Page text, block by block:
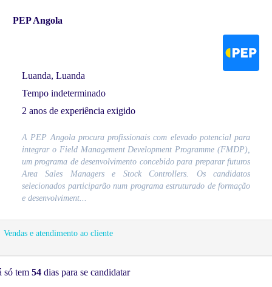
PEP Angola
Luanda, Luanda
Tempo indeterminado
2 anos de experiência exigido
A PEP Angola procura profissionais com elevado potencial para
integrar o Field Management Development Programme (FMDP),
um programa de desenvolvimento concebido para preparar futuros
Area Sales Managers e Stock Controllers. Os candidatos
selecionados participarão num programa estruturado de formação
e desenvolviment...
Vendas e atendimento ao cliente
só tem 54 dias para se candidatar